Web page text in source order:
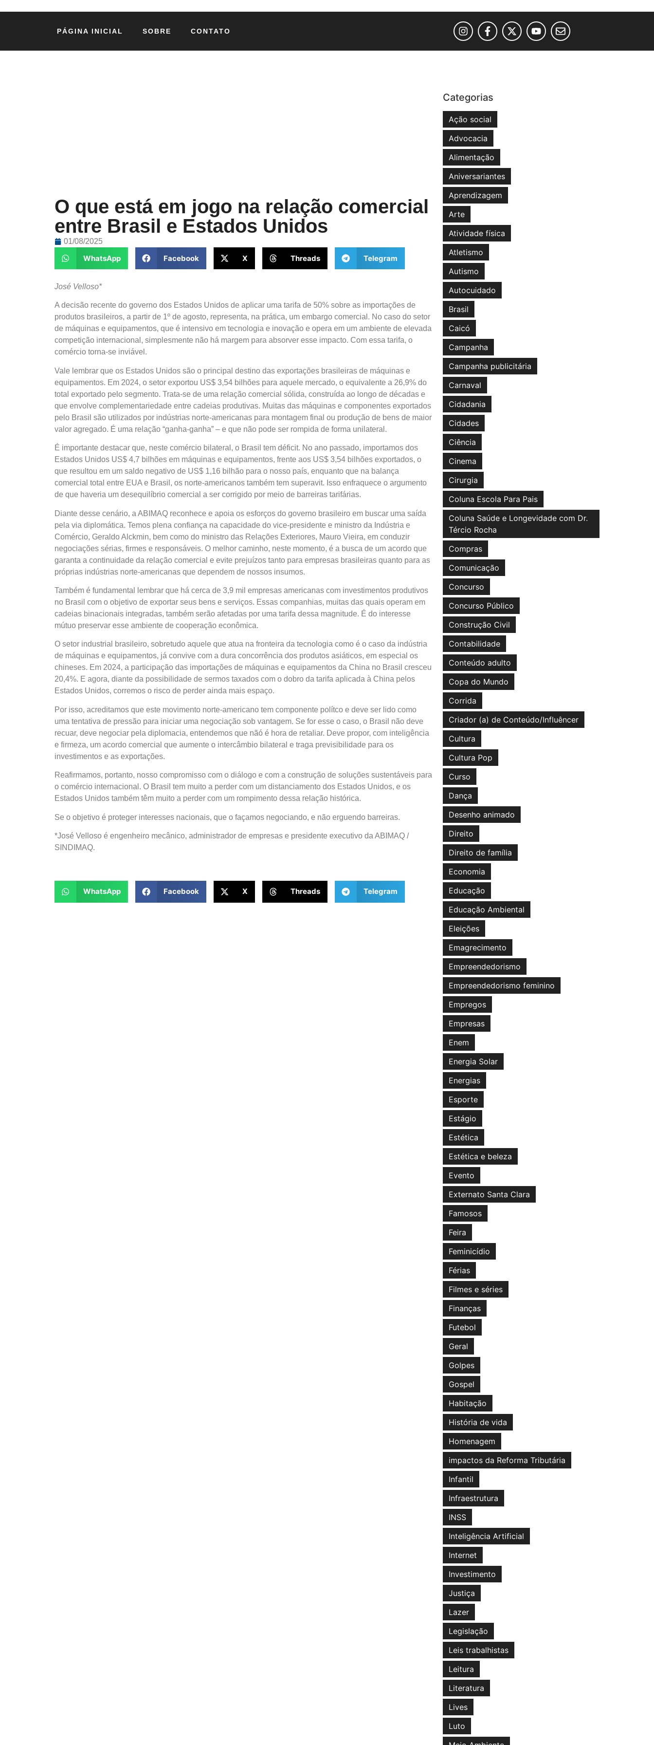
PÁGINA INICIAL SOBRE CONTATO
O que está em jogo na relação comercial
entre Brasil e Estados Unidos
01/08/2025
WhatsApp Facebook X Threads Telegram
José Velloso*
A decisão recente do governo dos Estados Unidos de aplicar uma tarifa de 50% sobre as importações de
produtos brasileiros, a partir de 1º de agosto, representa, na prática, um embargo comercial. No caso do setor
de máquinas e equipamentos, que é intensivo em tecnologia e inovação e opera em um ambiente de elevada
competição internacional, simplesmente não há margem para absorver esse impacto. Com essa tarifa, o
comércio torna-se inviável.
Vale lembrar que os Estados Unidos são o principal destino das exportações brasileiras de máquinas e
equipamentos. Em 2024, o setor exportou US$ 3,54 bilhões para aquele mercado, o equivalente a 26,9% do
total exportado pelo segmento. Trata-se de uma relação comercial sólida, construída ao longo de décadas e
que envolve complementariedade entre cadeias produtivas. Muitas das máquinas e componentes exportados
pelo Brasil são utilizados por indústrias norte-americanas para montagem final ou produção de bens de maior
valor agregado. É uma relação “ganha-ganha” – e que não pode ser rompida de forma unilateral.
É importante destacar que, neste comércio bilateral, o Brasil tem déficit. No ano passado, importamos dos
Estados Unidos US$ 4,7 bilhões em máquinas e equipamentos, frente aos US$ 3,54 bilhões exportados, o
que resultou em um saldo negativo de US$ 1,16 bilhão para o nosso país, enquanto que na balança
comercial total entre EUA e Brasil, os norte-americanos também tem superavit. Isso enfraquece o argumento
de que haveria um desequilíbrio comercial a ser corrigido por meio de barreiras tarifárias.
Diante desse cenário, a ABIMAQ reconhece e apoia os esforços do governo brasileiro em buscar uma saída
pela via diplomática. Temos plena confiança na capacidade do vice-presidente e ministro da Indústria e
Comércio, Geraldo Alckmin, bem como do ministro das Relações Exteriores, Mauro Vieira, em conduzir
negociações sérias, firmes e responsáveis. O melhor caminho, neste momento, é a busca de um acordo que
garanta a continuidade da relação comercial e evite prejuízos tanto para empresas brasileiras quanto para as
próprias indústrias norte-americanas que dependem de nossos insumos.
Também é fundamental lembrar que há cerca de 3,9 mil empresas americanas com investimentos produtivos
no Brasil com o objetivo de exportar seus bens e serviços. Essas companhias, muitas das quais operam em
cadeias binacionais integradas, também serão afetadas por uma tarifa dessa magnitude. É do interesse
mútuo preservar esse ambiente de cooperação econômica.
O setor industrial brasileiro, sobretudo aquele que atua na fronteira da tecnologia como é o caso da indústria
de máquinas e equipamentos, já convive com a dura concorrência dos produtos asiáticos, em especial os
chineses. Em 2024, a participação das importações de máquinas e equipamentos da China no Brasil cresceu
20,4%. E agora, diante da possibilidade de sermos taxados com o dobro da tarifa aplicada à China pelos
Estados Unidos, corremos o risco de perder ainda mais espaço.
Por isso, acreditamos que este movimento norte-americano tem componente polítco e deve ser lido como
uma tentativa de pressão para iniciar uma negociação sob vantagem. Se for esse o caso, o Brasil não deve
recuar, deve negociar pela diplomacia, entendemos que nãó é hora de retaliar. Deve propor, com inteligência
e firmeza, um acordo comercial que aumente o intercâmbio bilateral e traga previsibilidade para os
investimentos e as exportações.
Reafirmamos, portanto, nosso compromisso com o diálogo e com a construção de soluções sustentáveis para
o comércio internacional. O Brasil tem muito a perder com um distanciamento dos Estados Unidos, e os
Estados Unidos também têm muito a perder com um rompimento dessa relação histórica.
Se o objetivo é proteger interesses nacionais, que o façamos negociando, e não erguendo barreiras.
*José Velloso é engenheiro mecânico, administrador de empresas e presidente executivo da ABIMAQ /
SINDIMAQ.
WhatsApp Facebook X Threads Telegram
Categorias
Ação social
Advocacia
Alimentação
Aniversariantes
Aprendizagem
Arte
Atividade física
Atletismo
Autismo
Autocuidado
Brasil
Caicó
Campanha
Campanha publicitária
Carnaval
Cidadania
Cidades
Ciência
Cinema
Cirurgia
Coluna Escola Para Pais
Coluna Saúde e Longevidade com Dr.
Tércio Rocha
Compras
Comunicação
Concurso
Concurso Público
Construção Civil
Contabilidade
Conteúdo adulto
Copa do Mundo
Corrida
Criador (a) de Conteúdo/Influêncer
Cultura
Cultura Pop
Curso
Dança
Desenho animado
Direito
Direito de família
Economia
Educação
Educação Ambiental
Eleições
Emagrecimento
Empreendedorismo
Empreendedorismo feminino
Empregos
Empresas
Enem
Energia Solar
Energias
Esporte
Estágio
Estética
Estética e beleza
Evento
Externato Santa Clara
Famosos
Feira
Feminicídio
Férias
Filmes e séries
Finanças
Futebol
Geral
Golpes
Gospel
Habitação
História de vida
Homenagem
impactos da Reforma Tributária
Infantil
Infraestrutura
INSS
Inteligência Artificial
Internet
Investimento
Justiça
Lazer
Legislação
Leis trabalhistas
Leitura
Literatura
Lives
Luto